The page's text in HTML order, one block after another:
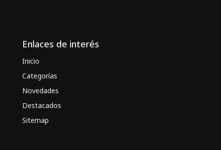
Enlaces de interés
Inicio
Categorías
Novedades
Destacados
Sitemap